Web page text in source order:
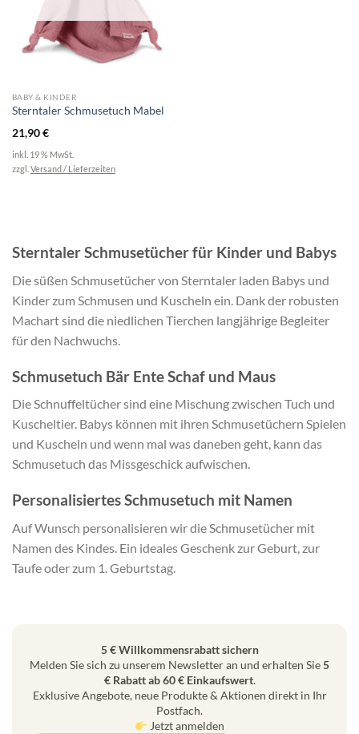
BABY & KINDER
Sterntaler Schmusetuch Mabel
21,90€
inkl. 19 % MwSt.
zzgl. Versand / Lieferzeiten
Sterntaler Schmusetücher für Kinder und Babys
Die süßen Schmusetücher von Sterntaler laden Babys und
Kinder zum Schmusen und Kuscheln ein. Dank der robusten
Machart sind die niedlichen Tierchen langjährige Begleiter
für den Nachwuchs.
Schmusetuch Bär Ente Schaf und Maus
Die Schnuffeltücher sind eine Mischung zwischen Tuch und
Kuscheltier. Babys können mit ihren Schmusetüchern Spielen
und Kuscheln und wenn mal was daneben geht, kann das
Schmusetuch das Missgeschick aufwischen.
Personalisiertes Schmusetuch mit Namen
Auf Wunsch personalisieren wir die Schmusetücher mit
Namen des Kindes. Ein ideales Geschenk zur Geburt, zur
Taufe oder zum 1. Geburtstag.
5 € Willkommensrabatt sichern
Melden Sie sich zu unserem Newsletter an und erhalten Sie5
€ Rabatt ab 60 € Einkaufswert.
Exklusive Angebote, neue Produkte & Aktionen direkt in Ihr
Postfach.
Jetzt anmelden